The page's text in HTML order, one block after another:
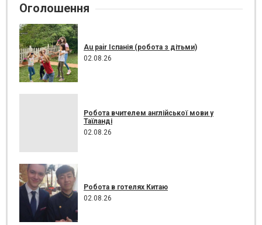
Оголошення
Au pair Іспанія (робота з дітьми)
02.08.26
Робота вчителем англійської мови у
Таїланді
02.08.26
Робота в готелях Китаю
02.08.26